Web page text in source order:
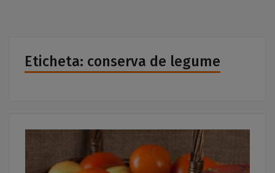
Eticheta: conserva de legume